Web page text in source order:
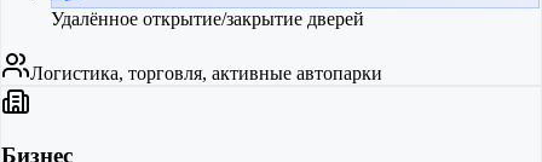
Удалённое открытие/закрытие дверей
Логистика, торговля, активные автопарки
Бизнес